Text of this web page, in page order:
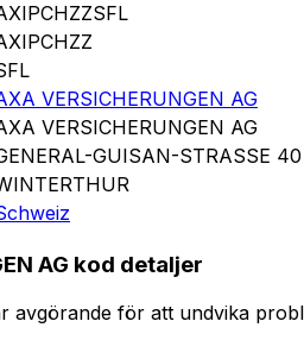
VERSICHERUNGEN AG
VERSICHERUNGEN AG
GUISAN-STRASSE 40
AG kod detaljer
avgörande för att undvika